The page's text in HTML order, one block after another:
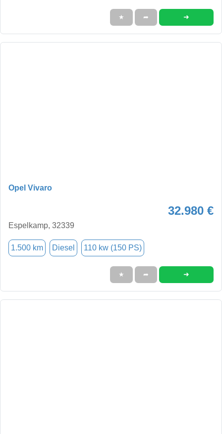
★ ➦ ➜
Opel Vivaro
32.980 €
Espelkamp, 32339
1.500 km Diesel 110 kw (150 PS)
★ ➦ ➜